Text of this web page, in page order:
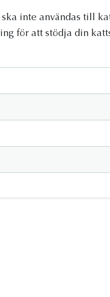
inte användas till
för att stödja din